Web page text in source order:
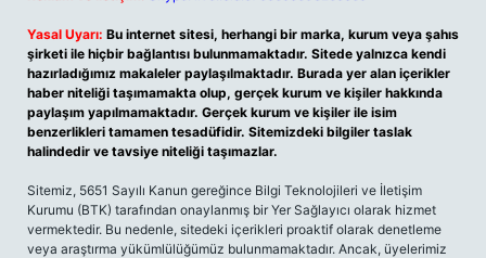
Yasal Uyarı: Bu internet sitesi, herhangi bir marka, kurum veya şahıs
şirketi ile hiçbir bağlantısı bulunmamaktadır. Sitede yalnızca kendi
hazırladığımız makaleler paylaşılmaktadır. Burada yer alan içerikler
haber niteliği taşımamakta olup, gerçek kurum ve kişiler hakkında
paylaşım yapılmamaktadır. Gerçek kurum ve kişiler ile isim
benzerlikleri tamamen tesadüfidir. Sitemizdeki bilgiler taslak
halindedir ve tavsiye niteliği taşımazlar.
Sitemiz, 5651 Sayılı Kanun gereğince Bilgi Teknolojileri ve İletişim
Kurumu (BTK) tarafından onaylanmış bir Yer Sağlayıcı olarak hizmet
vermektedir. Bu nedenle, sitedeki içerikleri proaktif olarak denetleme
veya araştırma yükümlülüğümüz bulunmamaktadır. Ancak, üyelerimiz